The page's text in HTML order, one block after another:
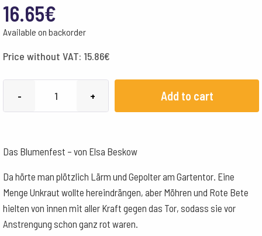
16.65€
Available on backorder
Price without VAT: 15.86€
-
Beskow
quantity
+ Add to cart
Das Blumenfest – von Elsa Beskow
Da hörte man plötzlich Lärm und Gepolter am Gartentor. Eine
Menge Unkraut wollte hereindrängen, aber Möhren und Rote Bete
hielten von innen mit aller Kraft gegen das Tor, sodass sie vor
Anstrengung schon ganz rot waren.